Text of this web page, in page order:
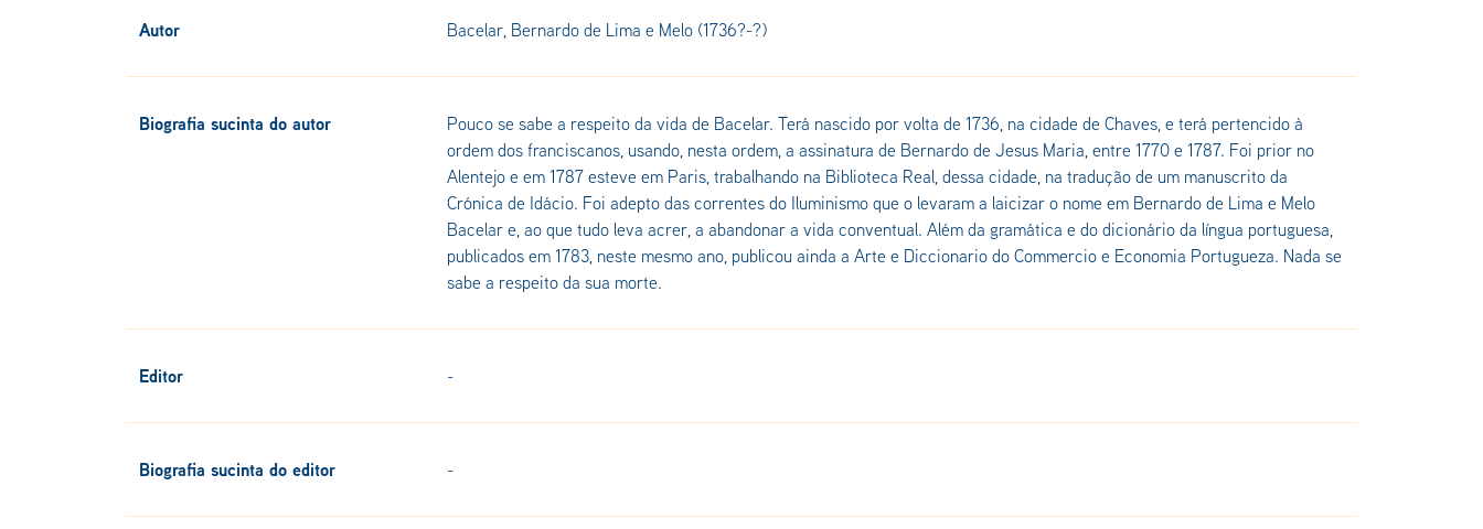
Autor Bacelar, Bernardo de Lima e Melo (1736?-?)
Biografia sucinta do autor
Pouco se sabe a respeito da vida de Bacelar. Terá nascido por volta de 1736, na cidade de Chaves, e terá pertencido à
ordem dos franciscanos, usando, nesta ordem, a assinatura de Bernardo de Jesus Maria, entre 1770 e 1787. Foi prior no
Alentejo e em 1787 esteve em Paris, trabalhando na Biblioteca Real, dessa cidade, na tradução de um manuscrito da
Crónica de Idácio. Foi adepto das correntes do Iluminismo que o levaram a laicizar o nome em Bernardo de Lima e Melo
Bacelar e, ao que tudo leva acrer, a abandonar a vida conventual. Além da gramática e do dicionário da língua portuguesa,
publicados em 1783, neste mesmo ano, publicou ainda a Arte e Diccionario do Commercio e Economia Portugueza. Nada se
sabe a respeito da sua morte.
Editor -
Biografia sucinta do editor -